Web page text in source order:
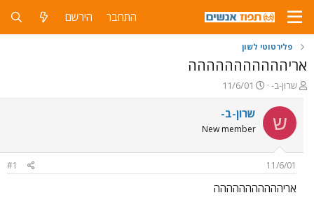
התחבר הירשם
פלירטוטי לשון
אריההההההההההה
פ
ו
ת
ח
ה
ש
א
שרון-ב-
פ
ו
ר
ם
ר
11/6/01
ש שרון-ב-
New member
11/6/01
#1
אריההההההההההה